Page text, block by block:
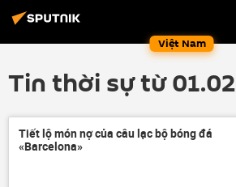
Việt Nam
Tin thời sự từ
Tiết lộ món nợ của câu lạc bộ bóng đá
«Barcelona»